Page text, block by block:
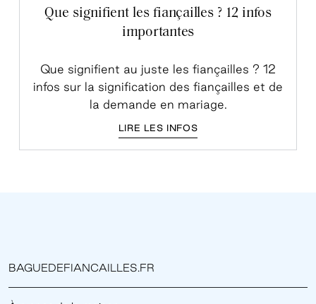
Que signifient les fiançailles ? 12 infos
importantes
Que signifient au juste les fiançailles ? 12
infos sur la signification des fiançailles et de
la demande en mariage.
LIRE LES INFOS
BAGUEDEFIANCAILLES.FR